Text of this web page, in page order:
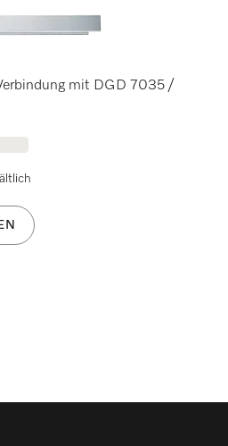
mit DGD 7035 /